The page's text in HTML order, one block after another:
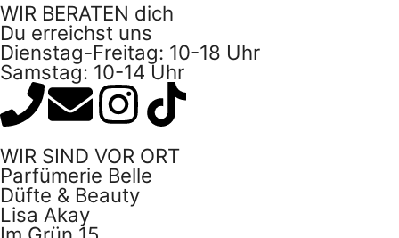
WIR BERATEN dich
Du erreichst uns
Dienstag-Freitag: 10-18 Uhr
Samstag: 10-14 Uhr
WIR SIND VOR ORT
Parfümerie Belle
Düfte & Beauty
Lisa Akay